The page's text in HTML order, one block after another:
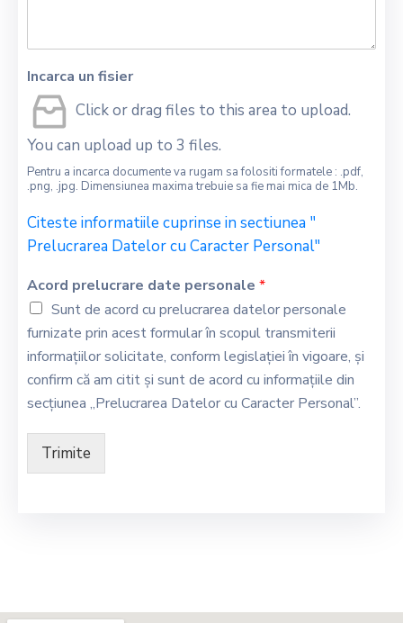
Incarca un fisier
Click or drag files to this area to upload.
You can upload up to 3 files.
Pentru a incarca documente va rugam sa folositi formatele : .pdf,
.png, .jpg. Dimensiunea maxima trebuie sa fie mai mica de 1Mb.
Citeste informatiile cuprinse in sectiunea "
Prelucrarea Datelor cu Caracter Personal"
Acord prelucrare date personale *
Sunt de acord cu prelucrarea datelor personale
furnizate prin acest formular în scopul transmiterii
informațiilor solicitate, conform legislației în vigoare, și
confirm că am citit și sunt de acord cu informațiile din
secțiunea „Prelucrarea Datelor cu Caracter Personal”.
Trimite